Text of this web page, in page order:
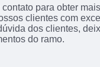
para obter
clientes com
dos clientes,
do ramo.